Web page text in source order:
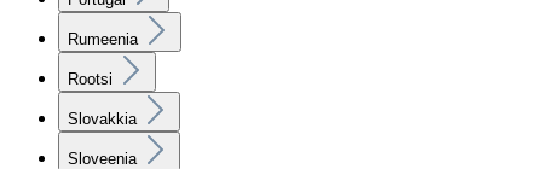
Rumeenia
Rootsi
Slovakkia
Sloveenia